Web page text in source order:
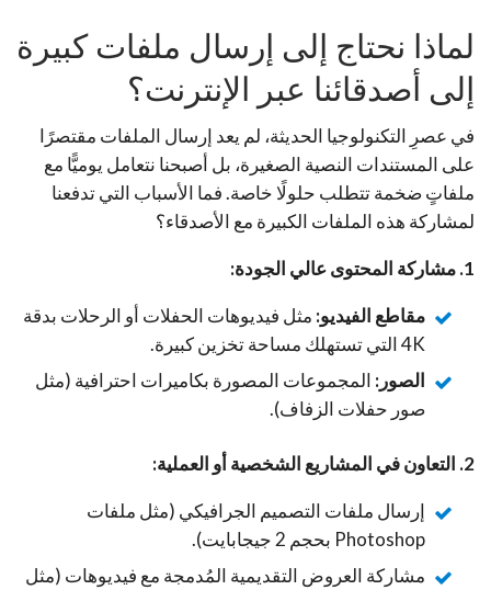
لماذا نحتاج إلى إرسال ملفات كبيرة
إلى أصدقائنا عبر الإنترنت؟
في عصرِ التكنولوجيا الحديثة، لم يعد إرسال الملفات مقتصرًا
على المستندات النصية الصغيرة، بل أصبحنا نتعامل يوميًّا مع
ملفاتٍ ضخمة تتطلب حلولًا خاصة. فما الأسباب التي تدفعنا
لمشاركة هذه الملفات الكبيرة مع الأصدقاء؟
1. مشاركة المحتوى عالي الجودة:
مقاطع الفيديو: مثل فيديوهات الحفلات أو الرحلات بدقة
4K التي تستهلك مساحة تخزين كبيرة.
الصور: المجموعات المصورة بكاميرات احترافية (مثل
صور حفلات الزفاف).
2. التعاون في المشاريع الشخصية أو العملية:
إرسال ملفات التصميم الجرافيكي (مثل ملفات
Photoshop بحجم 2 جيجابايت).
مشاركة العروض التقديمية المُدمجة مع فيديوهات (مثل